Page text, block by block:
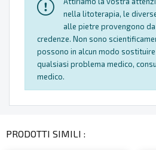
nella litoterapia, le
alle pietre provengono
credenze. Non sono
possono in alcun modo sostituire
qualsiasi problema medico,
medico.
PRODOTTI SIMILI :